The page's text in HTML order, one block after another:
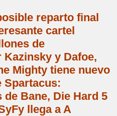
reparto final
cartel
de
y Dafoe,
Mighty tiene nuevo
Spartacus:
Bane, Die Hard 5
llega a A